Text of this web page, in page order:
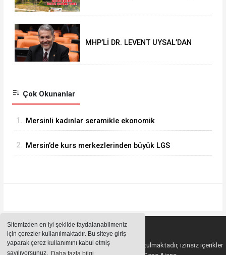
Sitemizden en iyi şekilde faydalanabilmeniz
için çerezler kullanılmaktadır. Bu siteye giriş
yaparak çerez kullanımını kabul etmiş
sayılıyorsunuz. Daha fazla bilgi
MHP’Lİ DR. LEVENT UYSAL’DAN
Çok Okunanlar
1. Mersinli kadınlar seramikle ekonomik
2. Mersin’de kurs merkezlerinden büyük LGS
Sitemizde bulunan içeriklerin tüm hakları saklı tutulmaktadır, izinsiz içerikler